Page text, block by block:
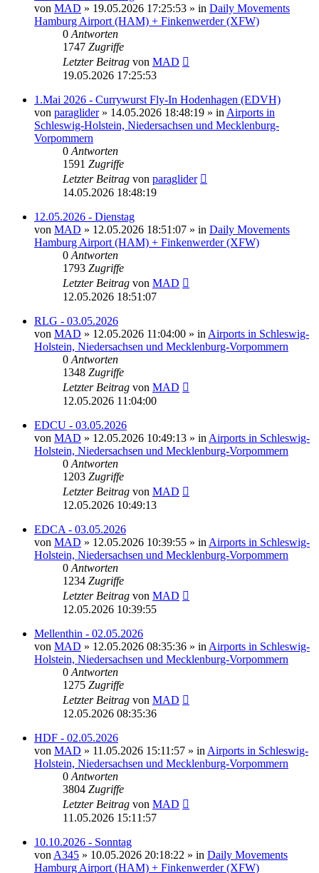
von MAD » 19.05.2026 17:25:53 » in Daily Movements
Hamburg Airport (HAM) + Finkenwerder (XFW)
0 Antworten
1747 Zugriffe
Letzter Beitrag von MAD
19.05.2026 17:25:53
1.Mai 2026 - Currywurst Fly-In Hodenhagen (EDVH)
von paraglider» 14.05.2026 18:48:19 » in Airports in
Schleswig-Holstein, Niedersachsen und Mecklenburg-
Vorpommern
0 Antworten
1591 Zugriffe
Letzter Beitrag von paraglider
14.05.2026 18:48:19
12.05.2026 - Dienstag
von MAD » 12.05.2026 18:51:07 » in Daily Movements
Hamburg Airport (HAM) + Finkenwerder (XFW)
0 Antworten
1793 Zugriffe
Letzter Beitrag von MAD
12.05.2026 18:51:07
RLG - 03.05.2026
von MAD » 12.05.2026 11:04:00 » in Airports in Schleswig-
Holstein, Niedersachsen und Mecklenburg-Vorpommern
0 Antworten
1348 Zugriffe
Letzter Beitrag von MAD
12.05.2026 11:04:00
EDCU - 03.05.2026
von MAD » 12.05.2026 10:49:13 » in Airports in Schleswig-
Holstein, Niedersachsen und Mecklenburg-Vorpommern
0 Antworten
1203 Zugriffe
Letzter Beitrag von MAD
12.05.2026 10:49:13
EDCA - 03.05.2026
von MAD » 12.05.2026 10:39:55 » in Airports in Schleswig-
Holstein, Niedersachsen und Mecklenburg-Vorpommern
0 Antworten
1234 Zugriffe
Letzter Beitrag von MAD
12.05.2026 10:39:55
Mellenthin - 02.05.2026
von MAD » 12.05.2026 08:35:36 » in Airports in Schleswig-
Holstein, Niedersachsen und Mecklenburg-Vorpommern
0 Antworten
1275 Zugriffe
Letzter Beitrag von MAD
12.05.2026 08:35:36
HDF - 02.05.2026
von MAD » 11.05.2026 15:11:57 » in Airports in Schleswig-
Holstein, Niedersachsen und Mecklenburg-Vorpommern
0 Antworten
3804 Zugriffe
Letzter Beitrag von MAD
11.05.2026 15:11:57
10.10.2026 - Sonntag
von A345 » 10.05.2026 20:18:22 » in Daily Movements
Hamburg Airport (HAM) + Finkenwerder (XFW)